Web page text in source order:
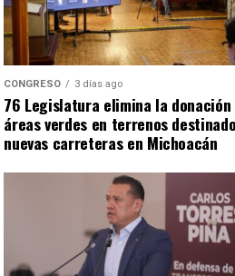
CONGRESO 3 días ago
76 Legislatura elimina la donación
áreas verdes en terrenos
nuevas carreteras en Michoacán